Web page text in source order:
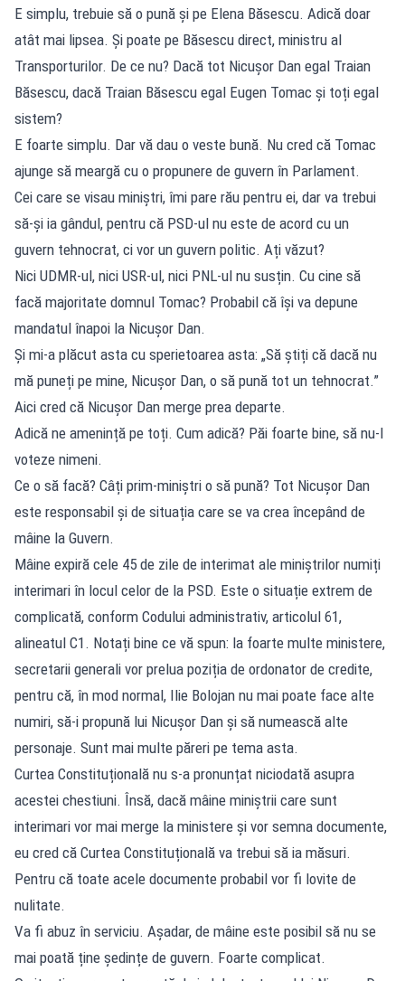
E simplu, trebuie să o pună și pe Elena Băsescu. Adică doar
atât mai lipsea. Și poate pe Băsescu direct, ministru al
Transporturilor. De ce nu? Dacă tot Nicușor Dan egal Traian
Băsescu, dacă Traian Băsescu egal Eugen Tomac și toți egal
sistem?
E foarte simplu. Dar vă dau o veste bună. Nu cred că Tomac
ajunge să meargă cu o propunere de guvern în Parlament.
Cei care se visau miniștri, îmi pare rău pentru ei, dar va trebui
să-și ia gândul, pentru că PSD-ul nu este de acord cu un
guvern tehnocrat, ci vor un guvern politic. Ați văzut?
Nici UDMR-ul, nici USR-ul, nici PNL-ul nu susțin. Cu cine să
facă majoritate domnul Tomac? Probabil că își va depune
mandatul înapoi la Nicușor Dan.
Și mi-a plăcut asta cu sperietoarea asta: „Să știți că dacă nu
mă puneți pe mine, Nicușor Dan, o să pună tot un tehnocrat.”
Aici cred că Nicușor Dan merge prea departe.
Adică ne amenință pe toți. Cum adică? Păi foarte bine, să nu-l
voteze nimeni.
Ce o să facă? Câți prim-miniștri o să pună? Tot Nicușor Dan
este responsabil și de situația care se va crea începând de
mâine la Guvern.
Mâine expiră cele 45 de zile de interimat ale miniștrilor numiți
interimari în locul celor de la PSD. Este o situație extrem de
complicată, conform Codului administrativ, articolul 61,
alineatul C1. Notați bine ce vă spun: la foarte multe ministere,
secretarii generali vor prelua poziția de ordonator de credite,
pentru că, în mod normal, Ilie Bolojan nu mai poate face alte
numiri, să-i propună lui Nicușor Dan și să numească alte
personaje. Sunt mai multe păreri pe tema asta.
Curtea Constituțională nu s-a pronunțat niciodată asupra
acestei chestiuni. Însă, dacă mâine miniștrii care sunt
interimari vor mai merge la ministere și vor semna documente,
eu cred că Curtea Constituțională va trebui să ia măsuri.
Pentru că toate acele documente probabil vor fi lovite de
nulitate.
Va fi abuz în serviciu. Așadar, de mâine este posibil să nu se
mai poată ține ședințe de guvern. Foarte complicat.